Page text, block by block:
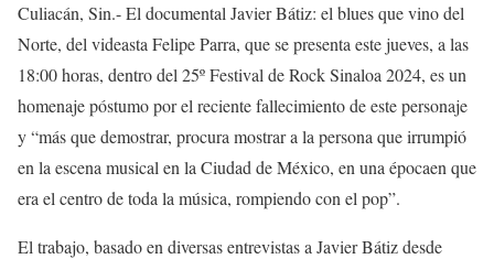
Culiacán, Sin.-El documental Javier Bátiz: el blues que vino del
Norte, del videasta Felipe Parra, que se presenta este jueves, a las
18:00 horas, dentro del 25º Festival de Rock Sinaloa 2024, esun
homenaje póstumo porel reciente fallecimientode este personaje
y“más que demostrar, procura mostrara la persona que irrumpió
en la escena musical en la Ciudad de México, en una épocaen que
era el centro de toda la música, rompiendo con el pop”.
El trabajo, basado en diversas entrevistas a Javier Bátiz desde